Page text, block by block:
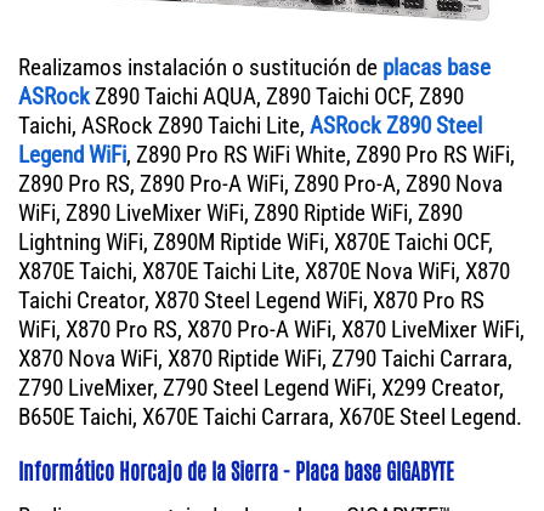
Realizamos instalación o sustitución de placas base
ASRockZ890 Taichi AQUA, Z890 Taichi OCF, Z890
Taichi, ASRock Z890 Taichi Lite, ASRock Z890 Steel
Legend WiFi, Z890 Pro RS WiFi White, Z890 Pro RS WiFi,
Z890 Pro RS, Z890 Pro-A WiFi, Z890 Pro-A, Z890 Nova
WiFi, Z890 LiveMixer WiFi, Z890 Riptide WiFi, Z890
Lightning WiFi, Z890M Riptide WiFi, X870E Taichi OCF,
X870E Taichi, X870E Taichi Lite, X870E Nova WiFi, X870
Taichi Creator, X870 Steel Legend WiFi, X870 Pro RS
WiFi, X870 Pro RS, X870 Pro-A WiFi, X870 LiveMixer WiFi,
X870 Nova WiFi, X870 Riptide WiFi, Z790 Taichi Carrara,
Z790 LiveMixer, Z790 Steel Legend WiFi, X299 Creator,
B650E Taichi, X670E Taichi Carrara, X670E Steel Legend.
Informático Horcajo de la Sierra - Placa base GIGABYTE